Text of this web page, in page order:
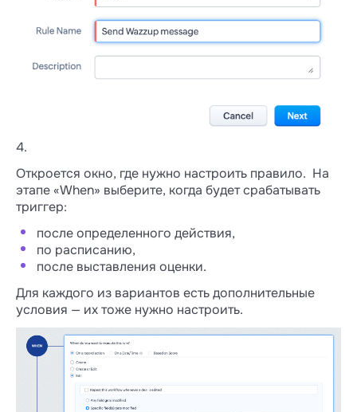
4.
Откроется окно, где нужно настроить правило. На
этапе «When» выберите, когда будет срабатывать
триггер:
после определенного действия,
по расписанию,
после выставления оценки.
Для каждого из вариантов есть дополнительные
условия — их тоже нужно настроить.